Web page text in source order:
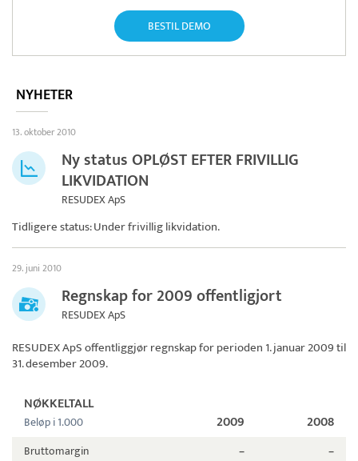
BESTIL DEMO
NYHETER
13. oktober 2010
Ny status OPLØST EFTER FRIVILLIG
LIKVIDATION
RESUDEX ApS
Tidligere status: Under frivillig likvidation.
29. juni 2010
Regnskap for 2009 offentligjort
RESUDEX ApS
RESUDEX ApSoffentliggjør regnskap for perioden 1. januar 2009 til
31. desember 2009.
NØKKELTALL
Beløp i 1.000 2009 2008
Bruttomargin –
–